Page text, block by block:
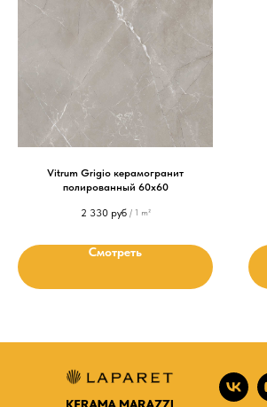
Vitrum Grigio керамогранит
полированный 60x60
2 330 руб / 1 m²
Смотреть